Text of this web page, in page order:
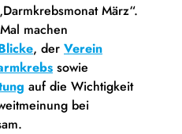
März“.
machen
, der Verein
sowie
auf die Wichtigkeit
bei